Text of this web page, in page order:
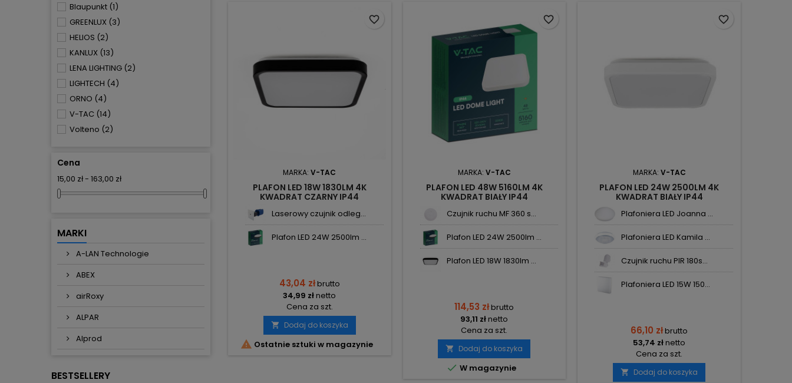
Blaupunkt (1)
GREENLUX (3)
HELIOS (2)
KANLUX (13)
LENA LIGHTING (2)
LIGHTECH (4)
ORNO (4)
V-TAC (14)
Volteno (2)
Cena
15,00 zł - 163,00 zł
MARKI
A-LAN Technologie
ABEX
airRoxy
ALPAR
Alprod
BESTSELLERY
MARKA:V-TAC
PLAFON LED 18W 1830LM 4K
KWADRAT CZARNY IP44
SKU76431 V-TAC
Laserowy czujnik odleg...
Plafon LED 24W 2500lm ...
43,04 złbrutto
34,99 złnetto
Cena za szt.
 Dodaj do koszyka
 Ostatnie sztuki w magazynie
favorite_border
MARKA: V-TAC
PLAFON LED 48W 5160LM 4K
KWADRAT BIAŁY IP44
V-TAC
Czujnik ruchu MF 360 s...
Plafon LED 24W 2500lm ...
Plafon LED 18W 1830lm ...
114,53 złbrutto
93,11 złnetto
Cena za szt.
 Dodaj do koszyka
 W magazynie
favorite_border
MARKA: V-TAC
PLAFON LED 24W 2500LM 4K
KWADRAT BIAŁY IP44
V-TAC
Plafoniera LED Joanna ...
Plafoniera LED Kamila ...
Czujnik ruchu PIR 180s...
Plafoniera LED 15W 150...
66,10 złbrutto
53,74 złnetto
Cena za szt.
 Dodaj do koszyka
favorite_border